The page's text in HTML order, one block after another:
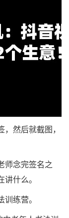
然后就截图，
念完签名之
什么。
练营。